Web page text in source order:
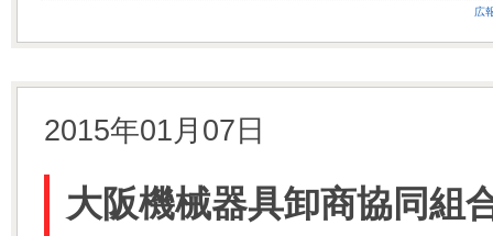
広
2015年01月07日
大阪機械器具卸商協同組